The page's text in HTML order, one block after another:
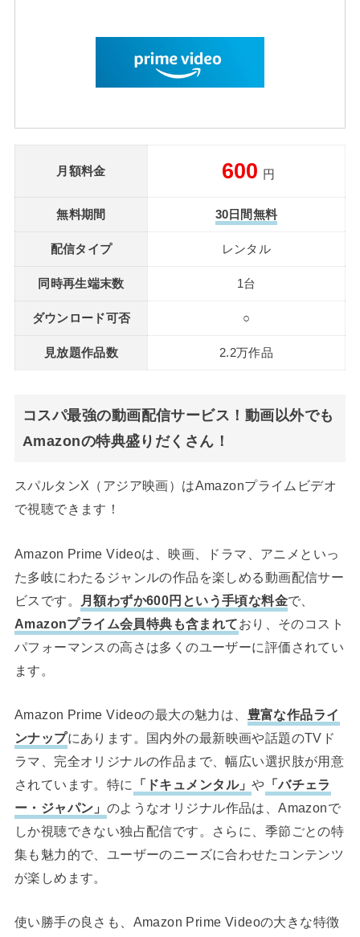
月額料金 600 円
無料期間 30日間無料
配信タイプ レンタル
同時再生端末数 1台
ダウンロード可否 ○
見放題作品数 2.2万作品
コスパ最強の動画配信サービス！動画以外でも
Amazonの特典盛りだくさん！
スパルタンX（アジア映画）はAmazonプライムビデオ
で視聴できます！
Amazon Prime Videoは、映画、ドラマ、アニメといっ
た多岐にわたるジャンルの作品を楽しめる動画配信サー
ビスです。
月額わずか600円という手頃な料金で、
Amazonプライム会員特典も含まれており、そのコスト
パフォーマンスの高さは多くのユーザーに評価されてい
ます。
Amazon Prime Videoの最大の魅力は、 豊富な作品ライ
ンナップにあります。国内外の最新映画や話題のTVド
ラマ、完全オリジナルの作品まで、幅広い選択肢が用意
されています。特に
「ドキュメンタル」や 「バチェラ
ー・ジャパン」 のようなオリジナル作品は、Amazonで
しか視聴できない独占配信です。さらに、季節ごとの特
集も魅力的で、ユーザーのニーズに合わせたコンテンツ
が楽しめます。
使い勝手の良さも、Amazon Prime Videoの大きな特徴